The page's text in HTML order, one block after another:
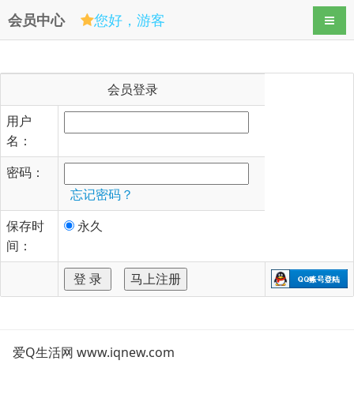
会员中心 您好，游客 导航
会员登录
用户
名：
密码：
忘记密码？
保存时
间：
永久
爱Q生活网 www.iqnew.com